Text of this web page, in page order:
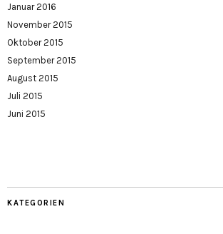
Januar 2016
November 2015
Oktober 2015
September 2015
August 2015
Juli 2015
Juni 2015
KATEGORIEN